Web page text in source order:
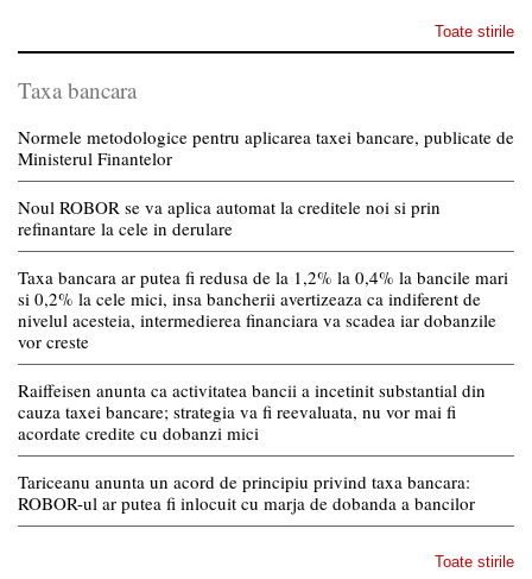
Toate stirile
Taxa bancara
Normele metodologice pentru aplicarea taxei bancare, publicate de
Ministerul Finantelor
Noul ROBOR se va aplica automat la creditele noi si prin
refinantare la cele in derulare
Taxa bancara ar putea fi redusa de la 1,2% la 0,4% la bancile mari
si 0,2% la cele mici, insa bancherii avertizeaza ca indiferent de
nivelul acesteia, intermedierea financiara va scadea iar dobanzile
vor creste
Raiffeisen anunta ca activitatea bancii a incetinit substantial din
cauza taxei bancare; strategia va fi reevaluata, nu vor mai fi
acordate credite cu dobanzi mici
Tariceanu anunta un acord de principiu privind taxa bancara:
ROBOR-ul ar putea fi inlocuit cu marja de dobanda a bancilor
Toate stirile